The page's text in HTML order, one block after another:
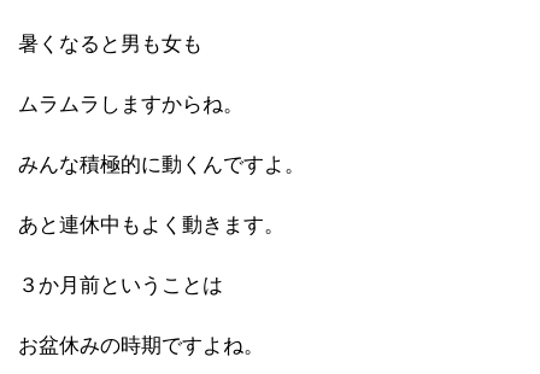
暑くなると男も女も
ムラムラしますからね。
みんな積極的に動くんですよ。
あと連休中もよく動きます。
３か月前ということは
お盆休みの時期ですよね。